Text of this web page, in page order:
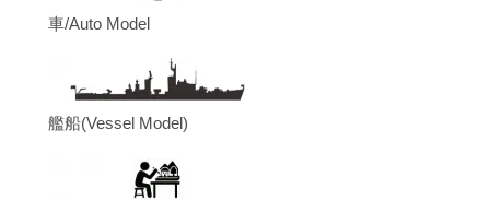
車/Auto Model
艦船(Vessel Model)